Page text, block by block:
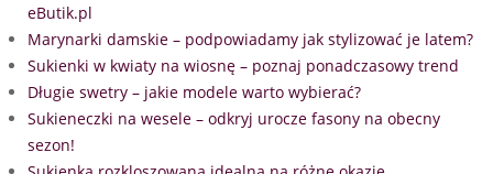
eButik.pl
Marynarki damskie – podpowiadamy jak stylizować je latem?
Sukienki w kwiaty na wiosnę – poznaj ponadczasowy trend
Długie swetry – jakie modele warto wybierać?
Sukieneczki na wesele – odkryj urocze fasony na obecny
sezon!